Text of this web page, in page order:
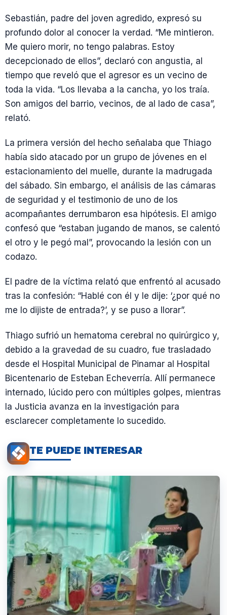
Sebastián, padre del joven agredido, expresó su
profundo dolor al conocer la verdad. “Me mintieron.
Me quiero morir, no tengo palabras. Estoy
decepcionado de ellos”, declaró con angustia, al
tiempo que reveló que el agresor es un vecino de
toda la vida. “Los llevaba a la cancha, yo los traía.
Son amigos del barrio, vecinos, de al lado de casa”,
relató.
La primera versión del hecho señalaba que Thiago
había sido atacado por un grupo de jóvenes en el
estacionamiento del muelle, durante la madrugada
del sábado. Sin embargo, el análisis de las cámaras
de seguridad y el testimonio de uno de los
acompañantes derrumbaron esa hipótesis. El amigo
confesó que “estaban jugando de manos, se calentó
el otro y le pegó mal”, provocando la lesión con un
codazo.
El padre de la víctima relató que enfrentó al acusado
tras la confesión: “Hablé con él y le dije: ‘¿por qué no
me lo dijiste de entrada?’, y se puso a llorar”.
Thiago sufrió un hematoma cerebral no quirúrgico y,
debido a la gravedad de su cuadro, fue trasladado
desde el Hospital Municipal de Pinamar al Hospital
Bicentenario de Esteban Echeverría. Allí permanece
internado, lúcido pero con múltiples golpes, mientras
la Justicia avanza en la investigación para
esclarecer completamente lo sucedido.
TE PUEDE INTERESAR